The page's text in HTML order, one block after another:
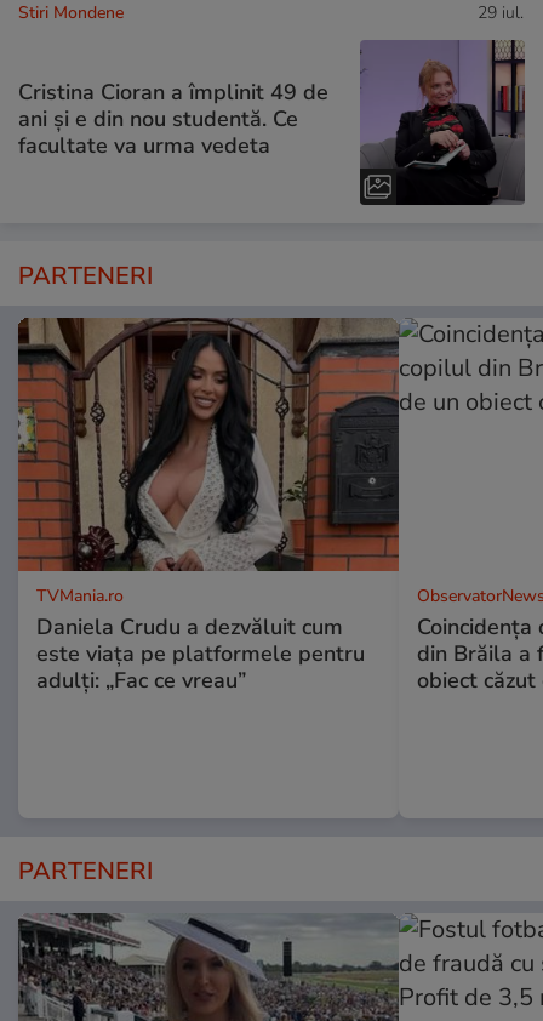
Stiri Mondene 29 iul.
Cristina Cioran a împlinit 49 de
ani și e din nou studentă. Ce
facultate va urma vedeta
PARTENERI
TVMania.ro
Daniela Crudu a dezvăluit cum
este viața pe platformele pentru
adulți: „Fac ce vreau”
Coincidența
din Brăila a
obiect căzut
PARTENERI